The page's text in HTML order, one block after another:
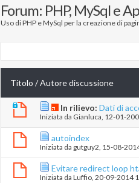
Forum: PHP, MySql e
Uso di PHP e MySql per la creazione di
Titolo /Autore discussione
In rilievo: Dati di
Iniziata da Gianluca‎, 12-01-
autoindex
Iniziata da gutguy2‎, 15-08-
Evitare redirect loop
Iniziata da Luffio‎, 20-09-2014